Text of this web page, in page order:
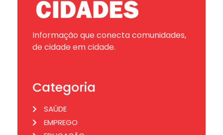
Informação que conecta comunidades,
de cidade em cidade.
Categoria
SAÚDE
EMPREGO